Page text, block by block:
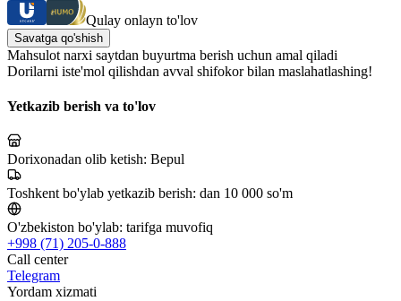
Qulay onlayn to'lov
Savatga qo'shish
Mahsulot narxi saytdan buyurtma berish uchun amal qiladi
Dorilarni iste'mol qilishdan avval shifokor bilan maslahatlashing!
Yetkazib berish va to'lov
Dorixonadan olib ketish: Bepul
Toshkent bo'ylab yetkazib berish: dan 10 000 so'm
O'zbekiston bo'ylab: tarifga muvofiq
+998 (71) 205-0-888
Call center
Telegram
Yordam xizmati